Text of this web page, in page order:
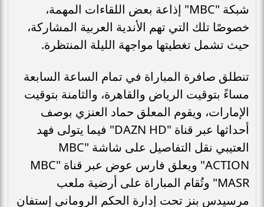
شبكة "MBC" إذاعة بعض اللقاءات المهمة،
خصوصًا تلك التي تهم الأندية العربية المشاركة،
حيث تشمل تغطيتها مواجهة الليلة المنتظرة.
تنطلق صافرة المباراة في تمام الساعة السابعة
مساءً بتوقيت الرياض والقاهرة، والثامنة بتوقيت
الإمارات، ويقوم المعلق حماد العنزي بوصف
أحداثها عبر قناة "DAZN HD" فيما يتولى فهد
العتيبي نقل التفاصيل على شاشة "MBC
ACTION" ويعلق فارس عوض عبر قناة "MBC
MASR" وتُقام المباراة على أرضية ملعب
مرسيدس بنز تحت إدارة الحكم الروماني إستفان